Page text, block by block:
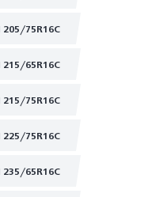
75R16C
65R16C
75R16C
75R16C
65R16C